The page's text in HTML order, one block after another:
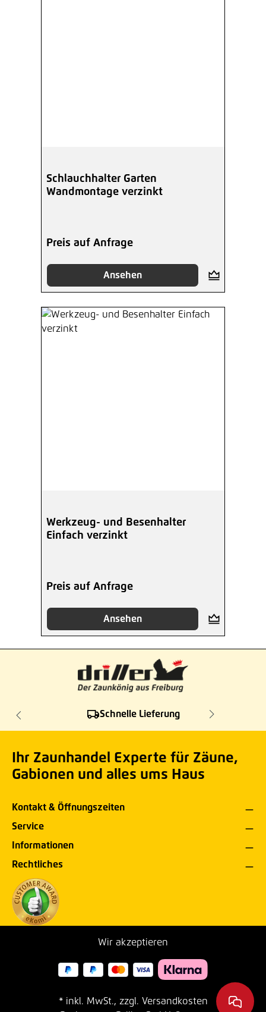
Schlauchhalter Garten
Wandmontage verzinkt
Preis auf Anfrage
Ansehen
Werkzeug- und Besenhalter
Einfach verzinkt
Preis auf Anfrage
Ansehen
Schnelle Lieferung
Ihr Zaunhandel Experte für Zäune,
Gabionen und alles ums Haus
Kontakt & Öffnungszeiten
Service
Informationen
Rechtliches
Wir akzeptieren
* inkl. MwSt., zzgl. Versandkosten